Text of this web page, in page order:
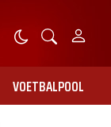
VOETBALPOOL